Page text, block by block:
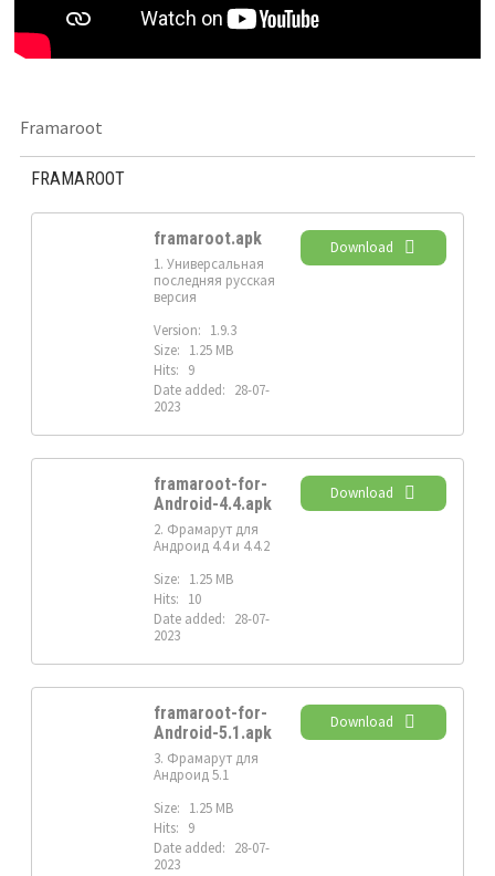
Framaroot
FRAMAROOT
framaroot.apk
1. Универсальная
последняя русская
версия
Version: 1.9.3
Size: 1.25 MB
Hits: 9
Date added: 28-07-
2023
Download
framaroot-for-
Android-4.4.apk
2. Фрамарут для
Андроид 4.4 и 4.4.2
Size: 1.25 MB
Hits: 10
Date added: 28-07-
2023
Download
framaroot-for-
Android-5.1.apk
3. Фрамарут для
Андроид 5.1
Size: 1.25 MB
Hits: 9
Date added: 28-07-
2023
Download